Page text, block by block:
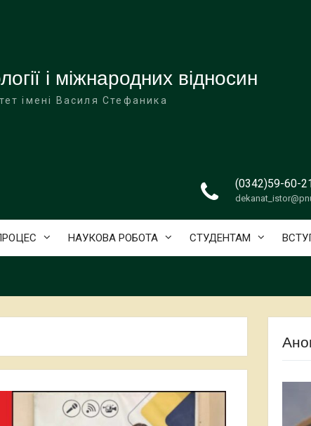
і міжнародних відносин
імені Василя Стефаника
(0342)59-60-
НАУКОВА РОБОТА СТУДЕНТАМ